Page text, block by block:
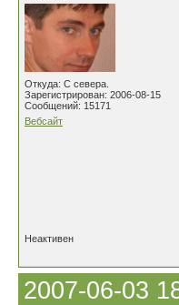
Откуда: С севера.
Зарегистрирован: 2006-08-15
Сообщений: 15171
Вебсайт
Неактивен
2007-06-03